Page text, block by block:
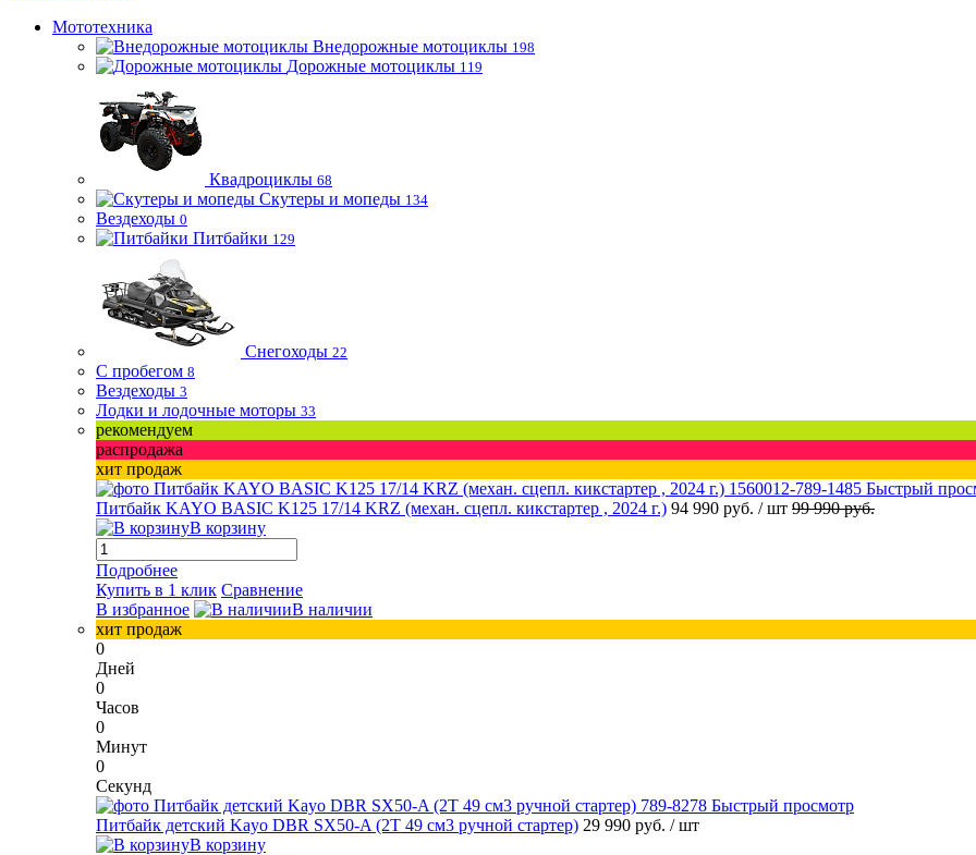
Мототехника
Внедорожные мотоциклы 198
Дорожные мотоциклы 119
Квадроциклы 68
Скутеры и мопеды 134
Вездеходы 0
Питбайки 129
Снегоходы 22
С пробегом 8
Вездеходы 3
Лодки и лодочные моторы 33
рекомендуем
распродажа
хит продаж
Быстрый
Питбайк KAYO BASIC K125 17/14 KRZ (механ. сцепл. кикстартер , 2024 г.) 94 990 руб. / шт 99 990 руб.
В корзину
Подробнее
Купить в 1 клик Сравнение
В избранное
В наличии
хит продаж
0
Дней
0
Часов
0
Минут
0
Секунд
Быстрый просмотр
Питбайк детский Kayo DBR SX50-A (2T 49 см3 ручной стартер) 29 990 руб. / шт
В корзину